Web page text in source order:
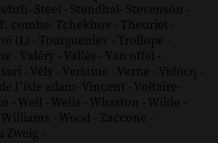
- Steel - Stendhal- Stevenson -
combe- Tchekhov - Theuriet -
(L) - Tourgueniev - Trollope -
- Valéry - Vallès - Van offel -
- Vély - Verlaine - Verne - Vidocq -
l´isle adam- Vincent - Voltaire-
- Weil - Wells - Wharton - Wilde -
Williams - Wood - Zaccone -
Zweig -